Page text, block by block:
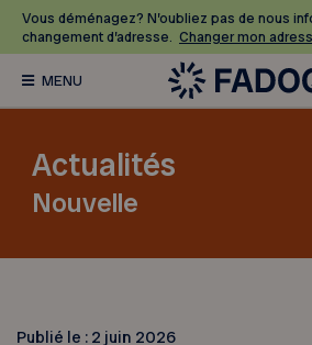
Vous déménagez? N’oubliez pas de nous
changement d’adresse. Changer mon
Actualités
Nouvelle
Publié le : 2 juin 2026